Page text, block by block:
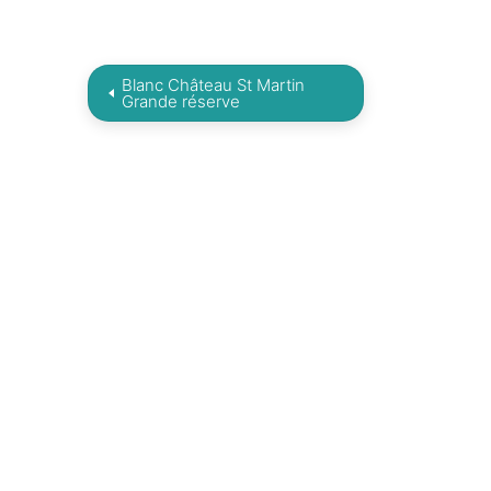
Blanc Château St Martin
Grande réserve